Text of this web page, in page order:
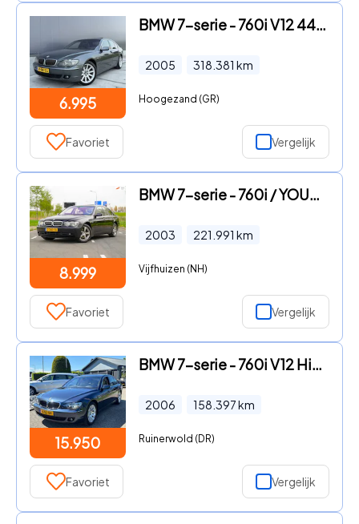
6.995
BMW 7-serie - 760i V12 445PK / Alcantara / *NAP* / Softclose / Schuifdak /
2005 318.381 km
Hoogezand (GR)
Favoriet Vergelijk
8.999
BMW 7-serie - 760i / YOUNGTIMER / OPEN DAK / ZEER NETTE STAAT / NET GROTE
2003 221.991 km
Vijfhuizen (NH)
Favoriet Vergelijk
15.950
BMW 7-serie - 760i V12 High Executive 2006 NL Auto Youngtimer
2006 158.397km
Ruinerwold (DR)
Favoriet Vergelijk